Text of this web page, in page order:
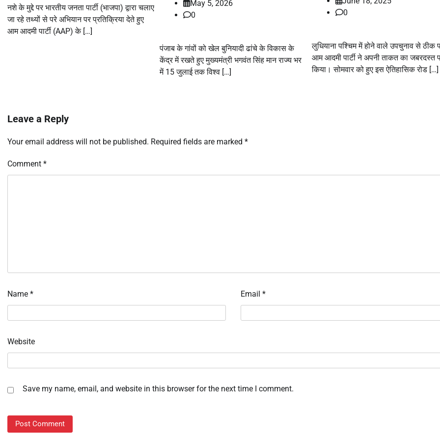
नशे के मुद्दे पर भारतीय जनता पार्टी (भाजपा) द्वारा चलाए
जा रहे तथ्यों से परे अभियान पर प्रतिक्रिया देते हुए
आम आदमी पार्टी (AAP) के […]
May 5, 2026
0
पंजाब के गांवों को खेल बुनियादी ढांचे के विकास के
केंद्र में रखते हुए मुख्यमंत्री भगवंत सिंह मान राज्य भर
में 15 जुलाई तक विश्व […]
0
लुधियाना पश्चिम में होने वाले उपचुनाव से ठीक
आम आदमी पार्टी ने अपनी ताकत का जबरदस्त
किया। सोमवार को हुए इस ऐतिहासिक रोड […]
Leave a Reply
Your email address will not be published. Required fields are marked *
Comment *
Name * Email *
Website
Save my name, email, and website in this browser for the next time I comment.